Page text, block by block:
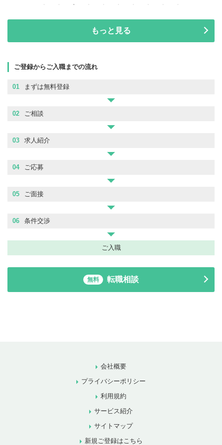
もっと見る
ご登録からご入職までの流れ
01 まずは無料登録
02 ご相談
03 求人紹介
04 ご応募
05 ご面接
06 条件交渉
ご入職
無料 転職相談
会社概要
プライバシーポリシー
利用規約
サービス紹介
サイトマップ
新規ご登録はこちら